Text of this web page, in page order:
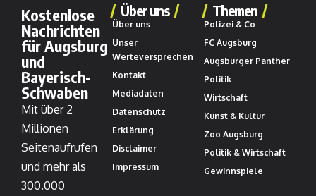
Kostenlose
Nachrichten
für Augsburg
und
Bayerisch-
Schwaben
Mit über 2
Millionen
Seitenaufrufen
und mehr als
300.000
Über uns
Über uns
Unser
Werteversprechen
Kontakt
Mediadaten
Datenschutz
Erklärung
Disclaimer
Impressum
Themen
Polizei & Co
FC Augsburg
Augsburger Panther
Politik
Wirtschaft
Kunst & Kultur
Zoo Augsburg
Politik & Wirtschaft
Gewinnspiele